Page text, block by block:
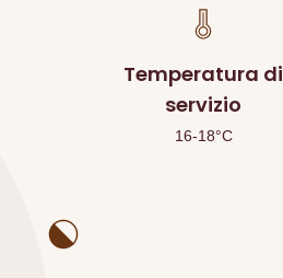
Temperatura di
servizio
16-18°C